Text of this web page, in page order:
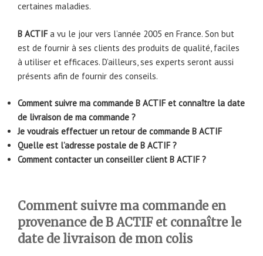
certaines maladies.
B ACTIFa vu le jour vers l’année 2005 en France. Son but
est de fournir à ses clients des produits de qualité, faciles
à utiliser et efficaces. D’ailleurs, ses experts seront aussi
présents afin de fournir des conseils.
Comment suivre ma commande B ACTIF et connaître la date
de livraison de ma commande ?
Je voudrais effectuer un retour de commande B ACTIF
Quelle est l’adresse postale de B ACTIF ?
Comment contacter un conseiller client B ACTIF ?
Comment suivre ma commande en
provenance de B ACTIF et connaître le
date de livraison de mon colis